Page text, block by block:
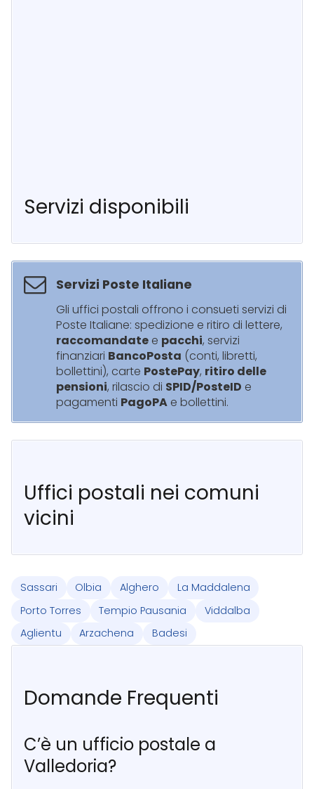
Servizi disponibili
Servizi Poste Italiane
Gli uffici postali offrono i consueti servizi di
Poste Italiane: spedizione e ritiro di lettere,
raccomandate e pacchi, servizi
finanziari BancoPosta (conti, libretti,
bollettini), carte PostePay, ritiro delle
pensioni, rilascio di SPID/PosteID e
pagamenti PagoPA e bollettini.
Uffici postali nei comuni
vicini
Sassari Olbia Alghero
La Maddalena
Porto Torres
Tempio Pausania
Viddalba
Aglientu
Arzachena Badesi
Domande Frequenti
C’è un ufficio postale a
Valledoria?